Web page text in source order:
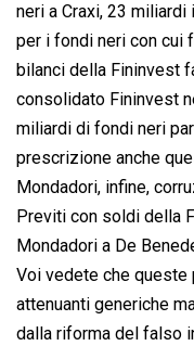
neri a Craxi, 23
per i fondi neri con cui
bilanci della Fininvest
consolidato Fininvest
miliardi di fondi neri
prescrizione anche
Mondadori, infine,
Previti con soldi della
Mondadori a De
Voi vedete che
attenuanti generiche
dalla riforma del falso